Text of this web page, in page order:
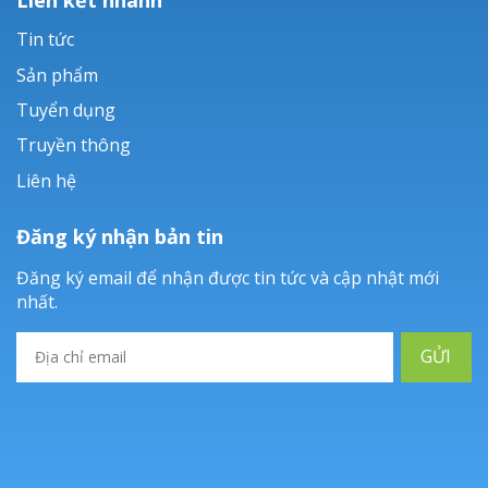
Tin tức
Sản phẩm
Tuyển dụng
Truyền thông
Liên hệ
Đăng ký nhận bản tin
Đăng ký email để nhận được tin tức và cập nhật mới
nhất.
GỬI